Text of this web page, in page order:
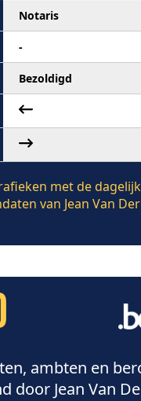
Notaris
-
Bezoldigd
met de
van Jean Van
ambten en
door Jean Van